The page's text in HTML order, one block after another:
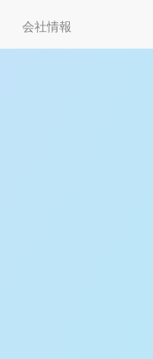
会社情報